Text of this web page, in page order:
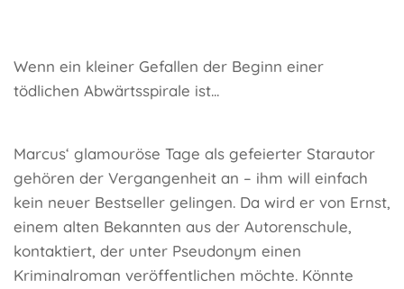
Wenn ein kleiner Gefallen der Beginn einer
tödlichen Abwärtsspirale ist...
Marcus‘ glamouröse Tage als gefeierter Starautor
gehören der Vergangenheit an – ihm will einfach
kein neuer Bestseller gelingen. Da wird er von Ernst,
einem alten Bekannten aus der Autorenschule,
kontaktiert, der unter Pseudonym einen
Kriminalroman veröffentlichen möchte. Könnte